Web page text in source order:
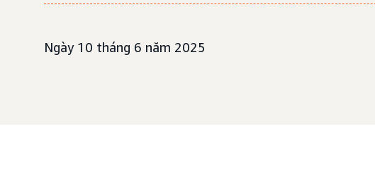
Ngày 10 tháng 6 năm 2025